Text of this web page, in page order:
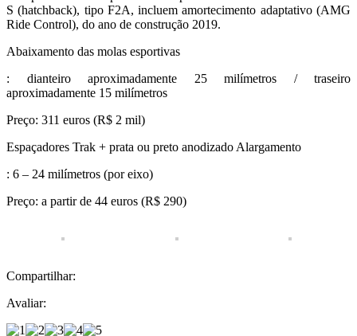
S (hatchback), tipo F2A, incluem amortecimento adaptativo (AMG
Ride Control), do ano de construção 2019.
Abaixamento das molas esportivas
: dianteiro aproximadamente 25 milímetros / traseiro
aproximadamente 15 milímetros
Preço: 311 euros (R$ 2 mil)
Espaçadores Trak + prata ou preto anodizado Alargamento
: 6 – 24 milímetros (por eixo)
Preço: a partir de 44 euros (R$ 290)
Compartilhar:
Avaliar: